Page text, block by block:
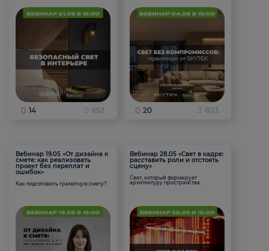
14 652 20 803
Вебинар 19.05 «От дизайна к
смете: как реализовать
проект без переплат и
ошибок»
Как подготовить грамотную смету?
Вебинар 28.05 «Свет в кадре:
расставить роли и отстоять
сцену»
Свет, который формирует
архитектуру пространства.